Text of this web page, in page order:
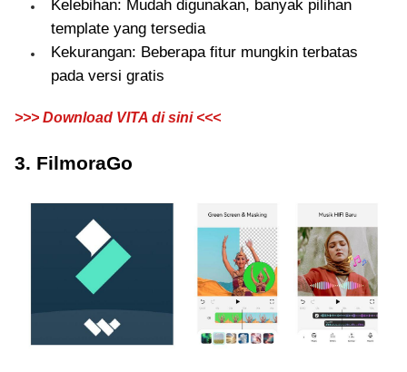
Kelebihan: Mudah digunakan, banyak pilihan
template yang tersedia
Kekurangan: Beberapa fitur mungkin terbatas
pada versi gratis
>>> Download VITA di sini <<<
3. FilmoraGo